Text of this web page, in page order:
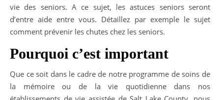
vie des seniors. A ce sujet, les astuces seniors seront
d’entre aide entre vous. Détaillez par exemple le sujet
comment prévenir les chutes chez les seniors.
Pourquoi c’est important
Que ce soit dans le cadre de notre programme de soins de
la mémoire ou de la vie quotidienne dans nos